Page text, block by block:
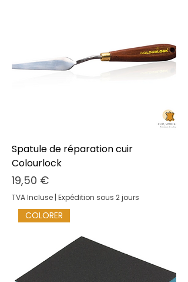
Spatule de réparation cuir
Colourlock
Prix
19,50 €
TVA Incluse | Expédition sous 2 jours
COLORER